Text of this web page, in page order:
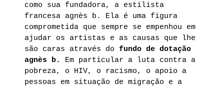
como sua fundadora, a estilista
francesa agnès b. Ela é uma figura
comprometida que sempre se empenhou em
ajudar os artistas e as causas que lhe
são caras através dofundo de dotação
agnès b.
Em particular a luta contra a
pobreza, o HIV, o racismo, o apoio a
pessoas em situação de migração e a